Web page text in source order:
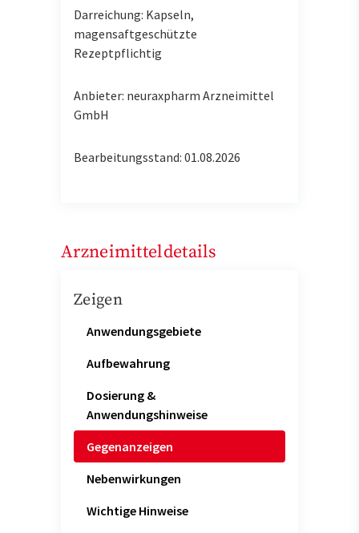
Darreichung: Kapseln,
magensaftgeschützte
Rezeptpflichtig
Anbieter: neuraxpharm Arzneimittel
GmbH
Bearbeitungsstand: 01.08.2026
Arzneimitteldetails
Zeigen
Anwendungsgebiete
Aufbewahrung
Dosierung &
Anwendungshinweise
Gegenanzeigen
Nebenwirkungen
Wichtige Hinweise